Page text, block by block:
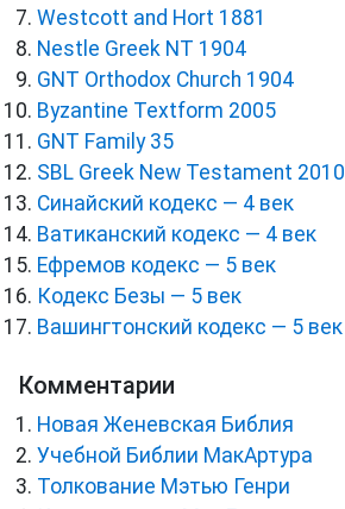
Westcott and Hort 1881
Nestle Greek NT 1904
GNT Orthodox Church 1904
Byzantine Textform 2005
GNT Family 35
SBL Greek New Testament 2010
Синайский кодекс — 4 век
Ватиканский кодекс — 4 век
Ефремов кодекс — 5 век
Кодекс Безы — 5 век
Вашингтонский кодекс — 5 век
Комментарии
Новая Женевская Библия
Учебной Библии МакАртура
Толкование Мэтью Генри